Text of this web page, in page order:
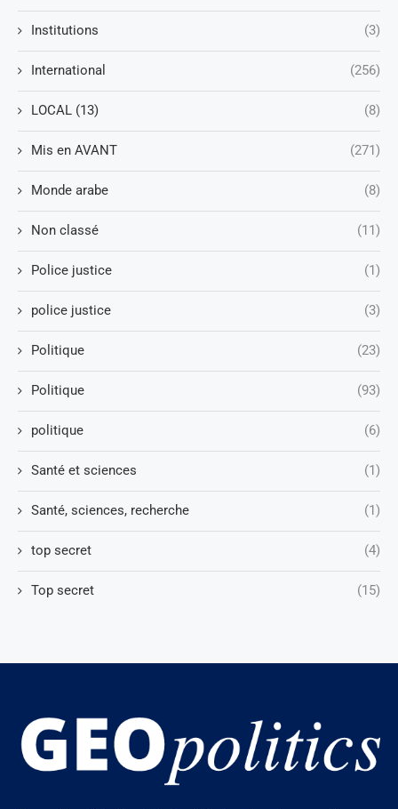
Institutions (3)
International (256)
LOCAL (13) (8)
Mis en AVANT (271)
Monde arabe (8)
Non classé (11)
Police justice (1)
police justice (3)
Politique (23)
Politique (93)
politique (6)
Santé et sciences (1)
Santé, sciences, recherche (1)
top secret (4)
Top secret (15)